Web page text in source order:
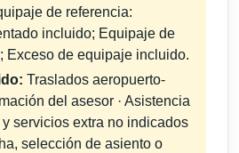
de referencia:
incluido; Equipaje de
Exceso de equipaje incluido.
Traslados aeropuerto-
del asesor · Asistencia
servicios extra no indicados
selección de asiento o